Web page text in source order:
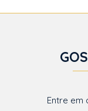
Entre em